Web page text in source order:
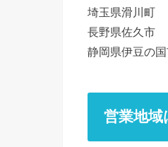
埼玉県滑川町
長野県佐久市
静岡県伊豆の
営業地域